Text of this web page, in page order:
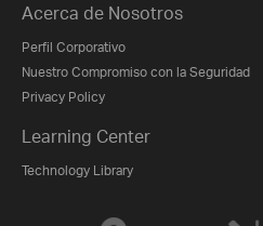
Acerca de Nosotros
Perfil Corporativo
Nuestro Compromiso con la Seguridad
Privacy Policy
Learning Center
Technology Library